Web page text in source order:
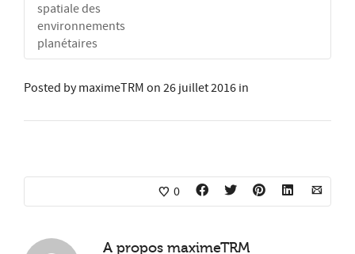
spatiale des
environnements
planétaires
Posted bymaximeTRM on 26 juillet 2016 in
0
A propos maximeTRM